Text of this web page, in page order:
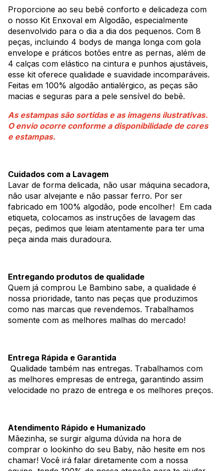
Proporcione ao seu bebê conforto e delicadeza com
o nosso Kit Enxoval em Algodão, especialmente
desenvolvido para o dia a dia dos pequenos. Com 8
peças, incluindo 4 bodys de manga longa com gola
envelope e práticos botões entre as pernas, além de
4 calças com elástico na cintura e punhos ajustáveis,
esse kit oferece qualidade e suavidade incomparáveis.
Feitas em 100% algodão antialérgico, as peças são
macias e seguras para a pele sensível do bebê.
As estampas são sortidas e as imagens ilustrativas.
O envio ocorre conforme a disponibilidade de cores
e estampas.
Cuidados com a Lavagem
Lavar de forma delicada, não usar máquina secadora,
não usar alvejante e não passar ferro. Por ser
fabricado em 100% algodão, pode encolher! Em cada
etiqueta, colocamos as instruções de lavagem das
peças, pedimos que leiam atentamente para ter uma
peça ainda mais duradoura.
Entregando produtos de qualidade
Quem já comprou Le Bambino sabe, a qualidade é
nossa prioridade, tanto nas peças que produzimos
como nas marcas que revendemos. Trabalhamos
somente com as melhores malhas do mercado!
Entrega Rápida e Garantida
Qualidade também nas entregas. Trabalhamos com
as melhores empresas de entrega, garantindo assim
velocidade no prazo de entrega e os melhores preços.
Atendimento Rápido e Humanizado
Mãezinha, se surgir alguma dúvida na hora de
comprar o lookinho do seu Baby, não hesite em nos
chamar! Você irá falar diretamente com a nossa